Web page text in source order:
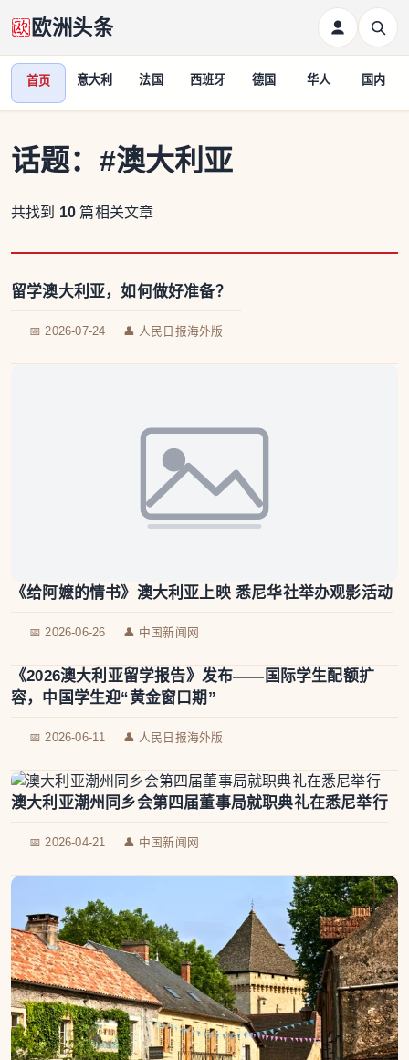
欧洲头条
首页 意大利 法国 西班牙 德国 华人 国内
话题： #澳大利亚
共找到 10 篇相关文章
留学澳大利亚，如何做好准备？
📅 2026-07-24 👤 人民日报海外版
《给阿嬷的情书》澳大利亚上映 悉尼华社举办观影活动
📅 2026-06-26 👤 中国新闻网
《2026澳大利亚留学报告》发布——国际学生配额扩
容，中国学生迎“黄金窗口期”
📅 2026-06-11 👤 人民日报海外版
澳大利亚潮州同乡会第四届董事局就职典礼在悉尼举行
📅 2026-04-21 👤 中国新闻网